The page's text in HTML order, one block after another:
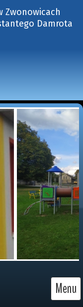
Zwonowicach
Damrota
Menu